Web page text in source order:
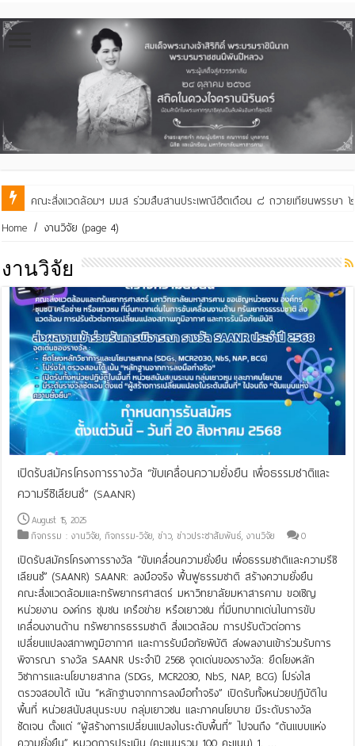
คณะสิ่งแวดล้อมฯ มมส ร่วมต้อนรับและแลกเปลี่ยนเรียนรู้กับบัณฑิตวิทยาลัย ใน
Home / งานวิจัย (page 4)
งานวิจัย
เปิดรับสมัครโครงการรางวัล “ขับเคลื่อนความยั่งยืน เพื่อธรรมชาติและ
ความรีซิเลียนซ์” (SAANR)
August 15, 2025
กิจกรรม : งานวิจัย,กิจกรรม-วิจัย,ข่าว,ข่าวประชาสัมพันธ์,งานวิจัย 0
เปิดรับสมัครโครงการรางวัล “ขับเคลื่อนความยั่งยืน เพื่อธรรมชาติและความรีซิ
เลียนซ์” (SAANR) SAANR: ลงมือจริง ฟื้นฟูธรรมชาติ สร้างความยั่งยืน
คณะสิ่งแวดล้อมและทรัพยากรศาสตร์ มหาวิทยาลัยมหาสารคาม ขอเชิญ
หน่วยงาน องค์กร ชุมชน เครือข่าย หรือเยาวชน ที่มีบทบาทเด่นในการขับ
เคลื่อนงานด้าน ทรัพยากรธรรมชาติ สิ่งแวดล้อม การปรับตัวต่อการ
เปลี่ยนแปลงสภาพภูมิอากาศ และการรับมือภัยพิบัติ ส่งผลงานเข้าร่วมรับการ
พิจารณา รางวัล SAANR ประจำปี 2568 จุดเด่นของรางวัล: ยึดโยงหลัก
วิชาการและนโยบายสากล (SDGs, MCR2030, NbS, NAP, BCG) โปร่งใส
ตรวจสอบได้ เน้น “หลักฐานจากการลงมือทำจริง” เปิดรับทั้งหน่วยปฏิบัติใน
พื้นที่ หน่วยสนับสนุนระบบ กลุ่มเยาวชน และภาคนโยบาย มีระดับรางวัล
ชัดเจน ตั้งแต่ “ผู้สร้างการเปลี่ยนแปลงในระดับพื้นที่” ไปจนถึง “ต้นแบบแห่ง